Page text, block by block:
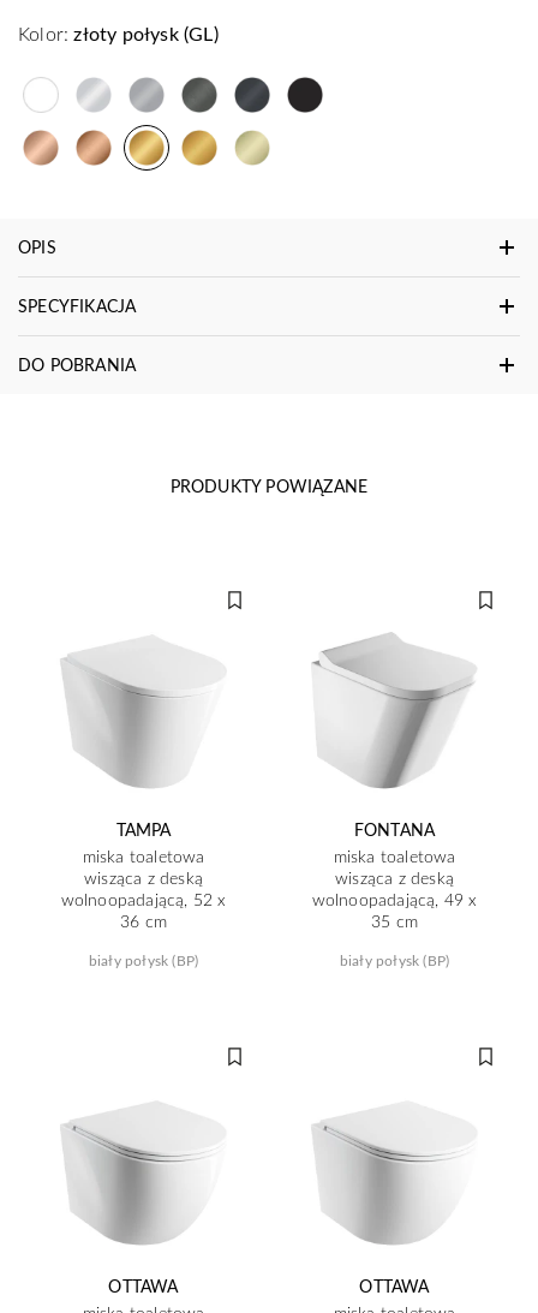
Kolor: złoty połysk (GL)
OPIS
SPECYFIKACJA
DO POBRANIA
PRODUKTY POWIĄZANE
TAMPA
miska toaletowa
wisząca z deską
wolnoopadającą, 52 x
36 cm
biały połysk (BP)
FONTANA
miska toaletowa
wisząca z deską
wolnoopadającą, 49 x
35 cm
biały połysk (BP)
OTTAWA
OTTAWA